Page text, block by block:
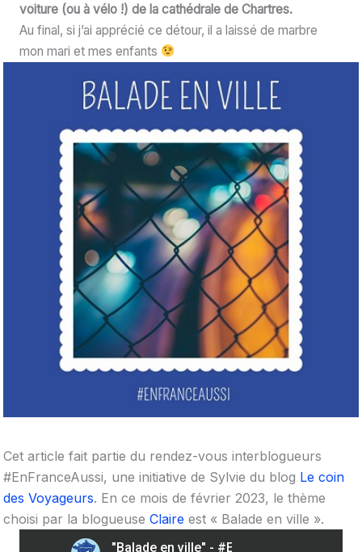
voiture (ou à vélo !) de la cathédrale de Chartres.
Au final, si j’ai apprécié ce détour, il a laissé de marbre
mon mari et mes enfants
Cet article fait partie du rendez-vous interblogueurs
#EnFranceAussi, une initiative de Sylvie du blog Le coin
des Voyageurs. En ce mois de février 2023, le thème
choisi par la blogueuse Claireest « Balade en ville ».